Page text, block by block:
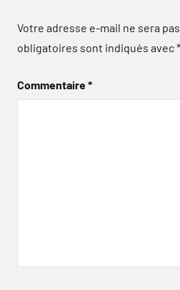
Votre adresse e-mail ne sera
obligatoires sont indiqués avec*
Commentaire*